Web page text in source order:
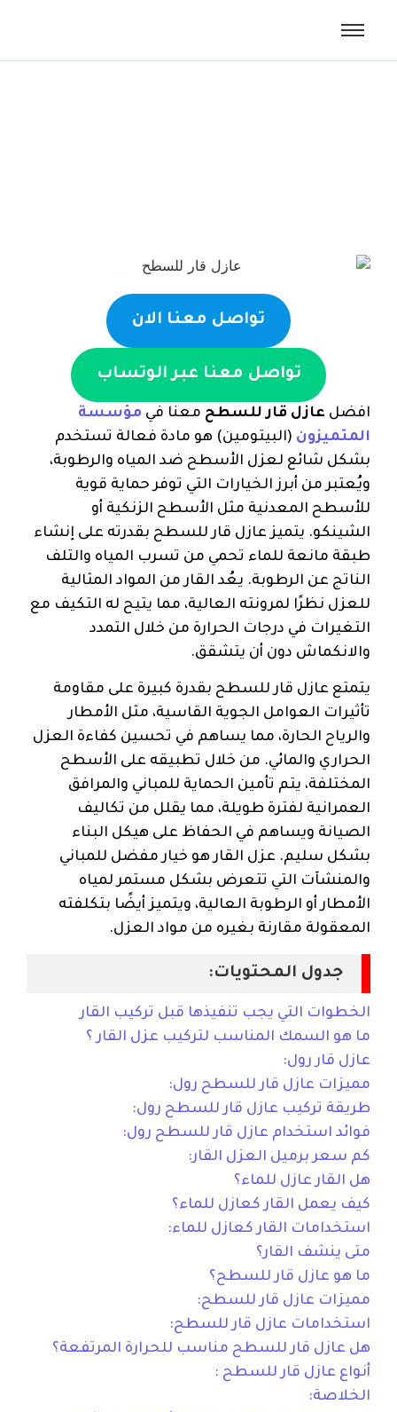
تواصل معنا الان
تواصل معنا عبر الوتساب
افضل عازل قار للسطح معنا في مؤسسة
المتميزون (البيتومين) هو مادة فعالة تستخدم
بشكل شائع لعزل الأسطح ضد المياه والرطوبة،
ويُعتبر من أبرز الخيارات التي توفر حماية قوية
للأسطح المعدنية مثل الأسطح الزنكية أو
الشينكو. يتميز عازل قار للسطح بقدرته على إنشاء
طبقة مانعة للماء تحمي من تسرب المياه والتلف
الناتج عن الرطوبة. يعُد القار من المواد المثالية
للعزل نظرًا لمرونته العالية، مما يتيح له التكيف مع
التغيرات في درجات الحرارة من خلال التمدد
والانكماش دون أن يتشقق.
يتمتع عازل قار للسطح بقدرة كبيرة على مقاومة
تأثيرات العوامل الجوية القاسية، مثل الأمطار
والرياح الحارة، مما يساهم في تحسين كفاءة العزل
الحراري والمائي. من خلال تطبيقه على الأسطح
المختلفة، يتم تأمين الحماية للمباني والمرافق
العمرانية لفترة طويلة، مما يقلل من تكاليف
الصيانة ويساهم في الحفاظ على هيكل البناء
بشكل سليم. عزل القار هو خيار مفضل للمباني
والمنشآت التي تتعرض بشكل مستمر لمياه
الأمطار أو الرطوبة العالية، ويتميز أيضًا بتكلفته
المعقولة مقارنة بغيره من مواد العزل.
جدول المحتويات:
الخطوات التي يجب تنفيذها قبل تركيب القار
ما هو السمك المناسب لتركيب عزل القار ؟
عازل قار رول:
مميزات عازل قار للسطح رول:
طريقة تركيب عازل قار للسطح رول:
فوائد استخدام عازل قار للسطح رول:
كم سعر برميل العزل القار:
هل القار عازل للماء؟
كيف يعمل القار كعازل للماء؟
استخدامات القار كعازل للماء:
متى ينشف القار؟
ما هو عازل قار للسطح؟
مميزات عازل قار للسطح:
استخدامات عازل قار للسطح:
هل عازل قار للسطح مناسب للحرارة المرتفعة؟
أنواع عازل قار للسطح :
الخلاصة: